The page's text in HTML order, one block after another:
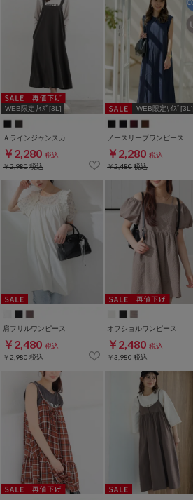
WEB限定ｻｲｽﾞ[3L]
Ａラインジャンスカ
￥2,280 税込
￥2,980税込
WEB限定ｻｲｽﾞ[3L]
ノースリーブワンピース
￥2,280 税込
￥2,480税込
肩フリルワンピース
￥2,480 税込
￥2,980税込
オフショルワンピース
￥2,480 税込
￥3,980税込